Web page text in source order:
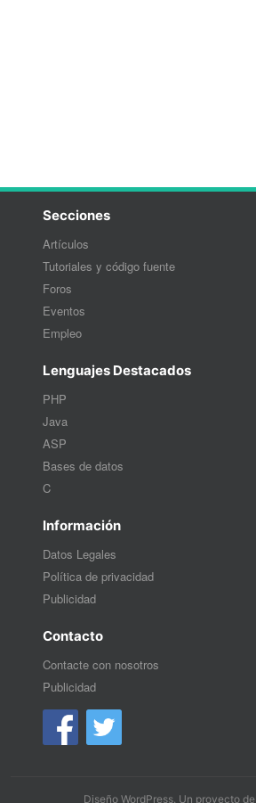
Secciones
Artículos
Tutoriales y código fuente
Foros
Eventos
Empleo
Lenguajes Destacados
PHP
Java
ASP
Bases de datos
C
Información
Datos Legales
Política de privacidad
Publicidad
Contacto
Contacte con nosotros
Publicidad
Diseño WordPress. Un proyecto de